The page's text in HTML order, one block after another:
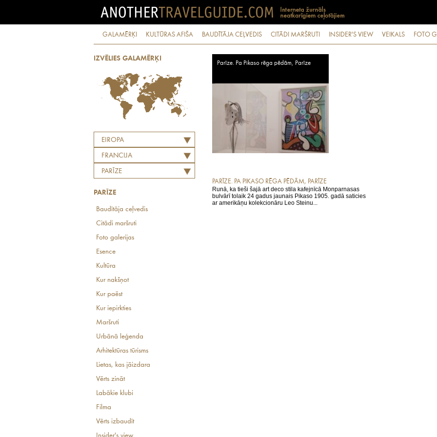
GALAMĒRĶI KULTŪRAS AFIŠA BAUDĪTĀJA CEĻVEDIS CITĀDI MARŠRUTI INSIDER'S VIEW VEIKALS FOTO
IZVĒLIES GALAMĒRĶI
EIROPA
FRANCIJA
PARĪZE
PARĪZE
Baudītāja ceļvedis
Citādi maršruti
Foto galerijas
Esence
Kultūra
Kur nakšņot
Kur paēst
Kur iepirkties
Maršruti
Urbānā leģenda
Arhitektūras tūrisms
Lietas, kas jāizdara
Vērts zināt
Labākie klubi
Filma
Vērts izbaudīt
Parīze. Pa Pikaso rēga pēdām, Parīze
PARĪZE. PA PIKASO RĒGA PĒDĀM, PARĪZE
Runā, ka tieši šajā art deco stila kafejnīcā Monparnasas
bulvārī tolaik 24 gadus jaunais Pikaso 1905. gadā saticies
ar amerikāņu kolekcionāru Leo Steinu...